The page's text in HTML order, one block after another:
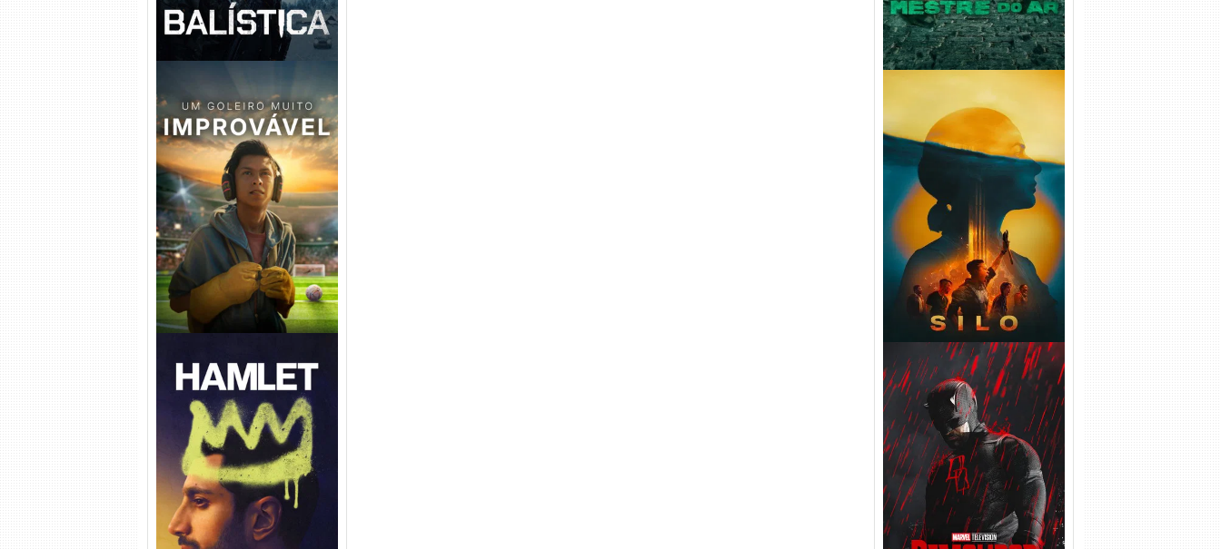
Um Goleiro Muito Improvável
Torrent (2026) WEB-DL 1080p
Dual Áudio
Hamlet Torrent (2026) WEB-
DL 1080p Dual Áudio
Silo 2ª Temporada (2024)
WEB-DL 1080p Dual Áudio
Demolidor: Renascido 2ª
Temporada (2026) WEB-DL
1080p Dual Áudio